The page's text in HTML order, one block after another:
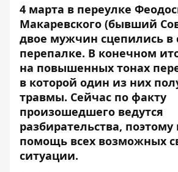
4 марта в переулке
Макаревского (бывший
двое мужчин сцепились в
перепалке. В конечном
на повышенных тонах
в которой один из них
травмы. Сейчас по факту
произошедшего ведутся
разбирательства,
помощь всех возможных
ситуации.